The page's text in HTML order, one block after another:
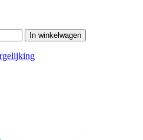
In winkelwagen